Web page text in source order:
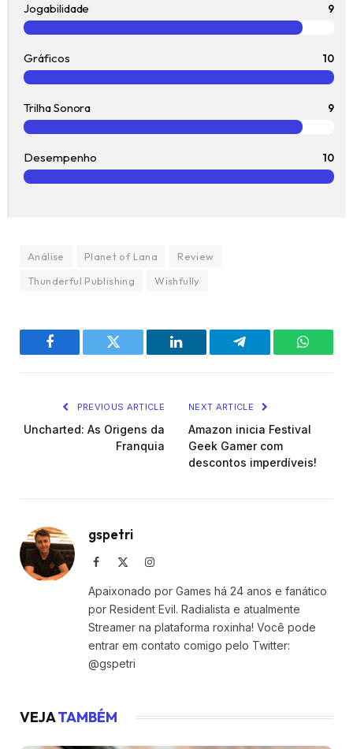
Jogabilidade 9
Gráficos 10
Trilha Sonora 9
Desempenho 10
Análise Planet of Lana
Review
Thunderful Publishing
Wishfully
Facebook Twitter LinkedIn Telegram
PREVIOUS ARTICLE
Uncharted: As Origens da
Franquia
NEXT ARTICLE
Amazon inicia Festival
Geek Gamer com
descontos imperdíveis!
gspetri
Facebook Instagram
Apaixonado por Games há 24 anos e fanático
por Resident Evil. Radialista e atualmente
Streamer na plataforma roxinha! Você pode
entrar em contato comigo pelo Twitter:
@gspetri
VEJATAMBÉM